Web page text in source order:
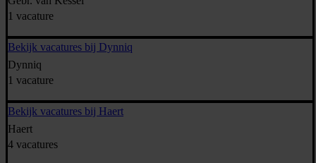
1 vacature
Dynniq
1 vacature
Bekijk vacatures bij Dynniq
Haert
4 vacatures
Bekijk vacatures bij Haert